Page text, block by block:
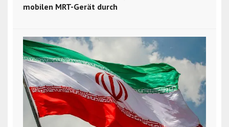
mobilen MRT-Gerät durch